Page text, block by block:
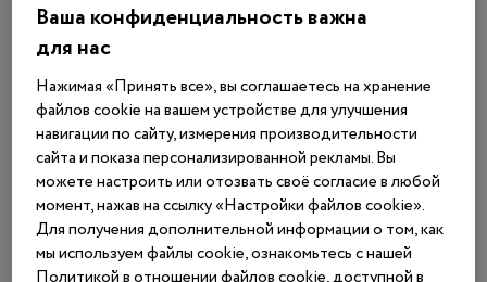
Материалы
Диагностическая зарядка
Болезнь Помпе Редкие болезни
Апрель 2026 2245
Ваша конфиденциальность важна
для нас
Нажимая «Принять все», вы соглашаетесь на хранение
файлов cookie на вашем устройстве для улучшения
навигации по сайту, измерения производительности
сайта и показа персонализированной рекламы. Вы
можете настроить или отозвать своё согласие в любой
момент, нажав на ссылку «Настройки файлов cookie».
Для получения дополнительной информации о том, как
мы используем файлы cookie, ознакомьтесь с нашей